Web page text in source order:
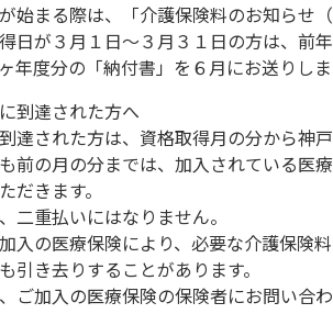
始まる際は、「介護保険料のお知らせ
日が３月１日～３月３１日の方は、前
年度分の「納付書」を６月にお送りし
到達された方へ
達された方は、資格取得月の分から神
前の月の分までは、加入されている医
だきます。
二重払いにはなりません。
入の医療保険により、必要な介護保険
引き去りすることがあります。
ご加入の医療保険の保険者にお問い合